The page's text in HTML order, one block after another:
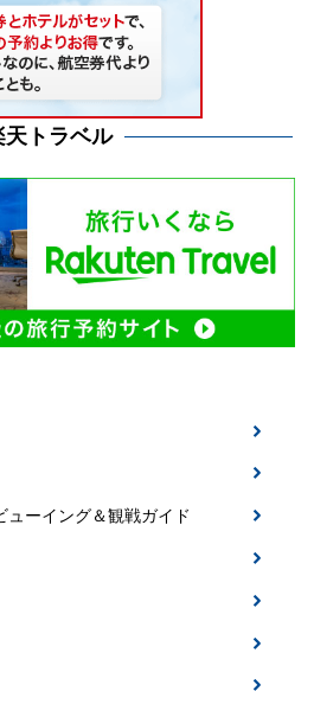
天トラベル
ーイング＆観戦ガイド